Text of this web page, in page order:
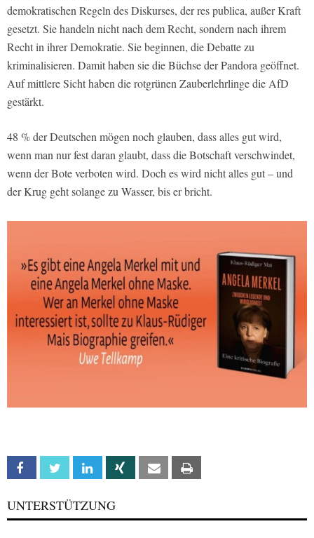
demokratischen Regeln des Diskurses, der res publica, außer Kraft
gesetzt. Sie handeln nicht nach dem Recht, sondern nach ihrem
Recht in ihrer Demokratie. Sie beginnen, die Debatte zu
kriminalisieren. Damit haben sie die Büchse der Pandora geöffnet.
Auf mittlere Sicht haben die rotgrünen Zauberlehrlinge die AfD
gestärkt.
48 % der Deutschen mögen noch glauben, dass alles gut wird,
wenn man nur fest daran glaubt, dass die Botschaft verschwindet,
wenn der Bote verboten wird. Doch es wird nicht alles gut – und
der Krug geht solange zu Wasser, bis er bricht.
Facebook Twitter Linkedin Xing Email
UNTERSTÜTZUNG